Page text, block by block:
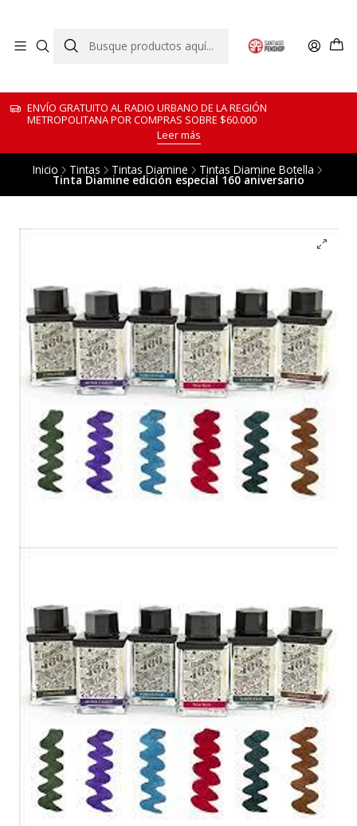
ENVÍO GRATUITO AL RADIO URBANO DE LA REGIÓN
METROPOLITANA POR COMPRAS SOBRE $60.000
Leer más
Inicio Tintas Tintas Diamine Tintas Diamine Botella
Tinta Diamine edición especial 160 aniversario